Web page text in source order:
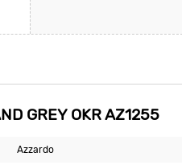
GREY OKR AZ1255
Azzardo